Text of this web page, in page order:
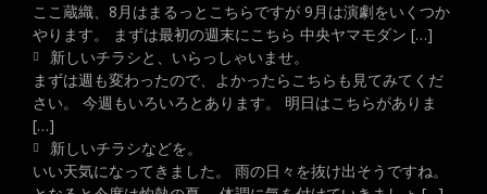
ここ蔵織、8月はまるっとこちらですが 9月は演劇をいくつか
やります。 まずは最初の週末にこちら 中央ヤマモダン […]
新しいチラシと、いらっしゃいませ。
まずは週も変わったので、よかったらこちらも見てみてくだ
さい。 今週もいろいろとあります。 明日はこちらがありま
[…]
新しいチラシなどを。
いい天気になってきました。 雨の日々を抜け出そうですね。